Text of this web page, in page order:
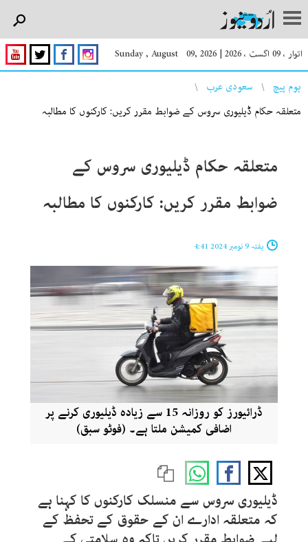
اتوار ، 09 اگست ، 2026 |
Sunday , August 09, 2026
You are here
ہوم پیچ
سعودی عرب
متعلقہ حکام ڈیلیوری سروس کے ضوابط مقرر کریں: کارکنوں کا مطالبہ
متعلقہ حکام ڈیلیوری سروس کے
ضوابط مقرر کریں: کارکنوں کا مطالبہ
ہفتہ 9 نومبر 2024 4:41
ڈرائیورز کو روزانہ 15 سے زیادہ ڈیلیوری کرنے پر
اضافی کمیشن ملتا ہے۔ (فوٹو سبق)
ڈیلیوری سروس سے منسلک کارکنوں کا کہنا ہے
کہ متعلقہ ادارے ان کے حقوق کے تحفظ کے